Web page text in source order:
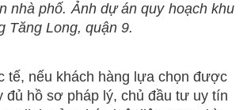
nhà phố. Ảnh dự án quy hoạch khu
Tăng Long, quận 9.
tế, nếu khách hàng lựa chọn được
đủ hồ sơ pháp lý, chủ đầu tư uy tín